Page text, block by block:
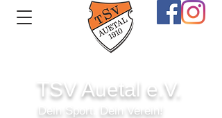
TSV Auetal e.V.
Dein Sport. Dein Verein!